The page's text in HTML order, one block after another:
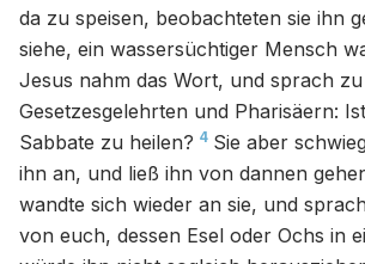
da zu speisen, beobachteten sie ihn
siehe, ein wassersüchtiger Mensch
Jesus nahm das Wort, und sprach
Gesetzesgelehrten und Pharisäern:
Sabbate zu heilen? 4 Sie aber
ihn an, und ließ ihn von dannen
wandte sich wieder an sie, und
von euch, dessen Esel oder Ochs in